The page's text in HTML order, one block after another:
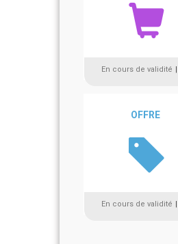
En cours de validité
OFFRE
En cours de validité